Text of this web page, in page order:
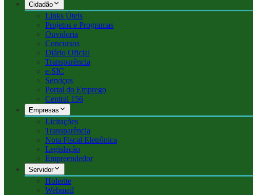
Cidadão
Links Úteis
Projetos e Programas
Ouvidoria
Concursos
Diário Oficial
Transparência
e-SIC
Serviços
Portal do Emprego
Central 156
Empresas
Licitações
Transparência
Nota Fiscal Eletrônica
Legislação
Empreendedor
Servidor
Holerite
Webmail